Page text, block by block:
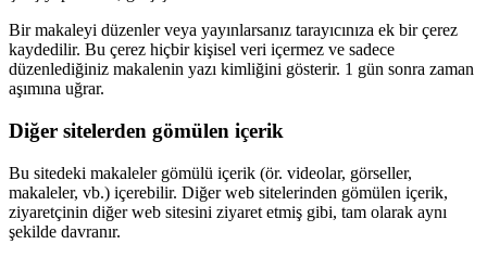
Bir makaleyi düzenler veya yayınlarsanız tarayıcınıza ek bir çerez
kaydedilir. Bu çerez hiçbir kişisel veri içermez ve sadece
düzenlediğiniz makalenin yazı kimliğini gösterir. 1 gün sonra zaman
aşımına uğrar.
Diğer sitelerden gömülen içerik
Bu sitedeki makaleler gömülü içerik (ör. videolar, görseller,
makaleler, vb.) içerebilir. Diğer web sitelerinden gömülen içerik,
ziyaretçinin diğer web sitesini ziyaret etmiş gibi, tam olarak aynı
şekilde davranır.